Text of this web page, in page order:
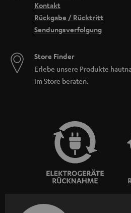
Kontakt
Rückgabe / Rücktritt
Sendungsverfolgung
Store Finder
Erlebe unsere Produkte
im Store beraten.